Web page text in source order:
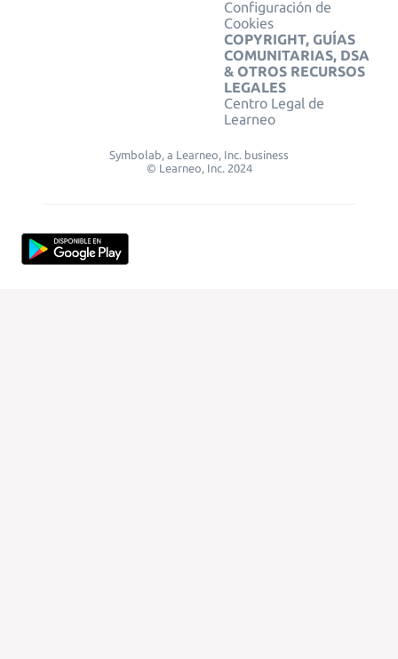
Configuración de
Cookies
COPYRIGHT, GUÍAS
COMUNITARIAS, DSA
& OTROS RECURSOS
LEGALES
Centro Legal de
Learneo
Symbolab, a Learneo, Inc. business
© Learneo, Inc. 2024